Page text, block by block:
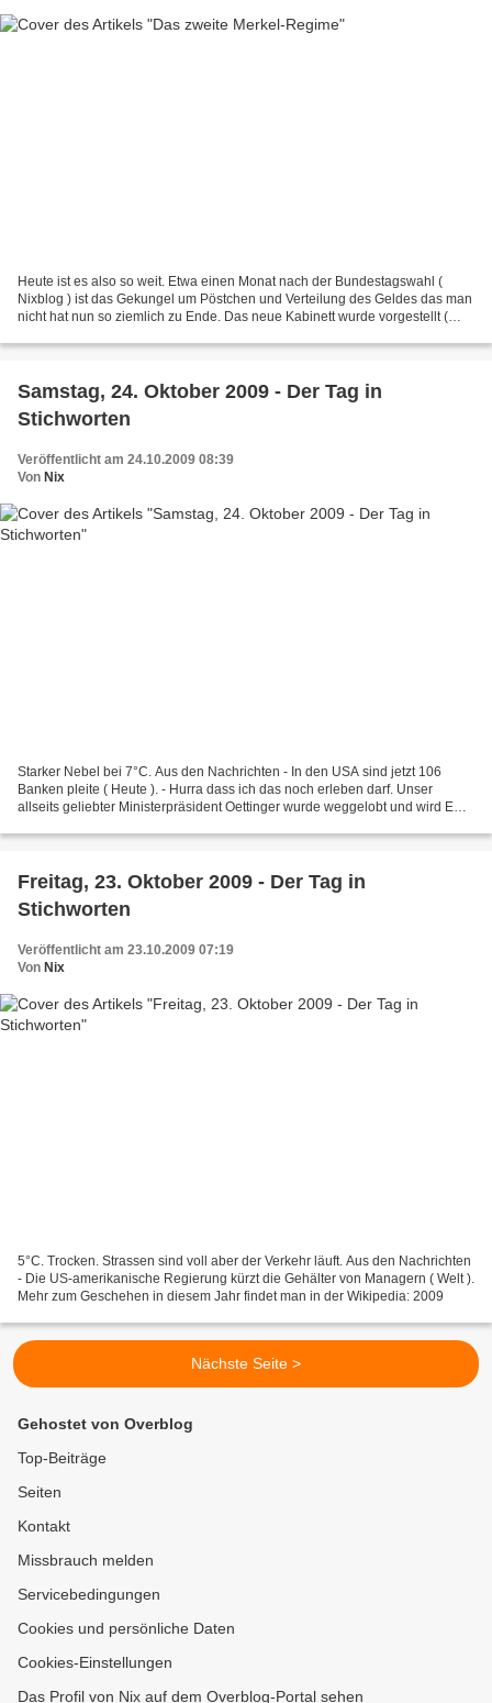
Heute ist es also so weit. Etwa einen Monat nach der Bundestagswahl (
Nixblog ) ist das Gekungel um Pöstchen und Verteilung des Geldes das man
nicht hat nun so ziemlich zu Ende. Das neue Kabinett wurde vorgestellt (
Samstag, 24. Oktober 2009 - Der Tag in
Stichworten
Veröffentlicht am 24.10.2009 08:39
Von Nix
Starker Nebel bei 7°C. Aus den Nachrichten - In den USA sind jetzt 106
Banken pleite ( Heute ). - Hurra dass ich das noch erleben darf. Unser
allseits geliebter Ministerpräsident Oettinger wurde weggelobt und wird EU-
Freitag, 23. Oktober 2009 - Der Tag in
Stichworten
Veröffentlicht am 23.10.2009 07:19
Von Nix
5°C. Trocken. Strassen sind voll aber der Verkehr läuft. Aus den Nachrichten
- Die US-amerikanische Regierung kürzt die Gehälter von Managern ( Welt ).
Mehr zum Geschehen in diesem Jahr findet man in der Wikipedia: 2009
Nächste Seite >
Gehostet von Overblog
Top-Beiträge
Seiten
Kontakt
Missbrauch melden
Servicebedingungen
Cookies und persönliche Daten
Cookies-Einstellungen
Das Profil von Nix auf dem Overblog-Portal sehen